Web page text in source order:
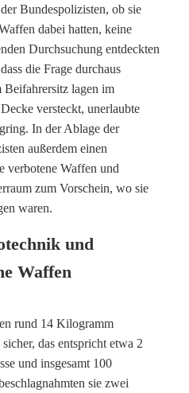
Bundespolizisten, ob sie
dabei hatten, keine
Durchsuchung entdeckten
die Frage durchaus
Beifahrersitz lagen im
versteckt, unerlaubte
In der Ablage der
außerdem einen
verbotene Waffen und
zum Vorschein, wo sie
waren.
und
Waffen
rund 14 Kilogramm
das entspricht etwa 2
und insgesamt 100
sie zwei